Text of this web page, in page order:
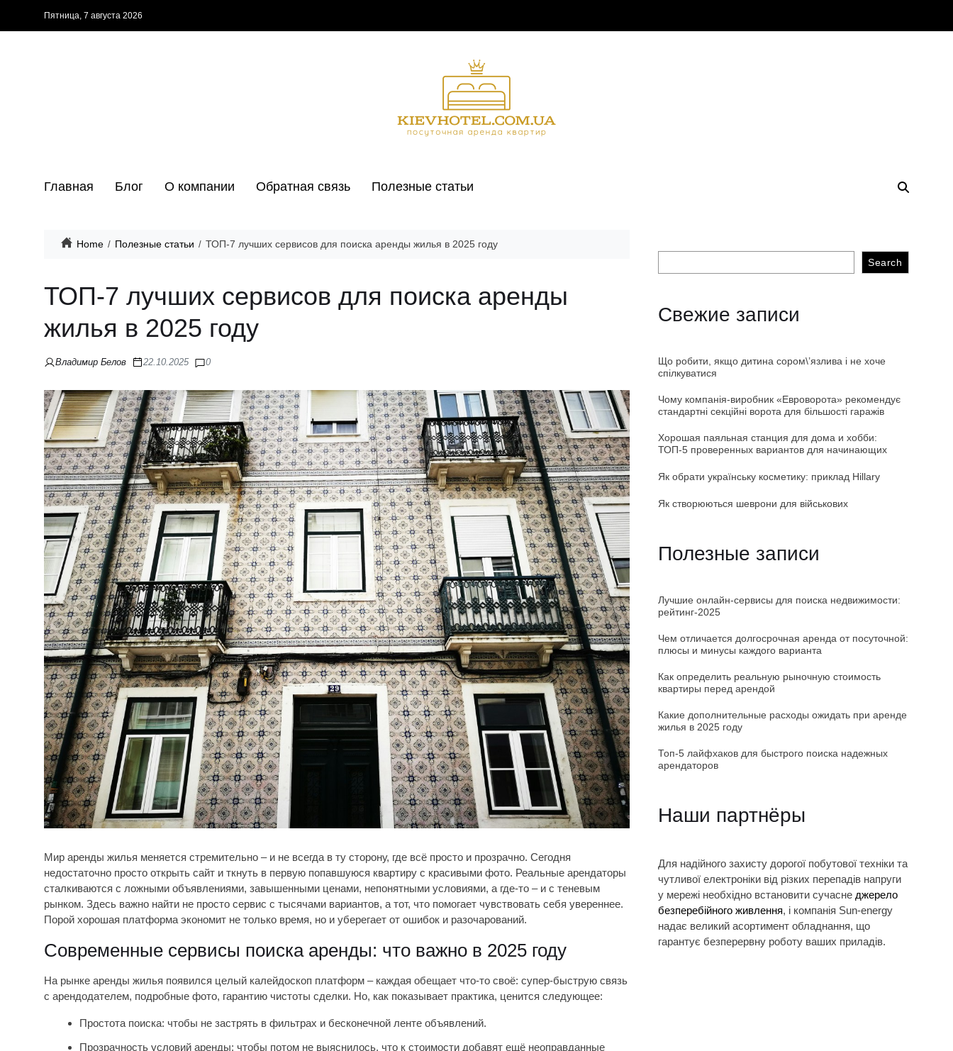
Пятница, 7 августа 2026
Главная Блог О компании Обратная связь Полезные статьи
Home Полезные статьи ТОП-7 лучших сервисов для поиска аренды жилья в 2025 году
ТОП-7 лучших сервисов для поиска аренды
жилья в 2025 году
Владимир Белов 22.10.2025 0
Мир аренды жилья меняется стремительно – и не всегда в ту сторону, где всё просто и прозрачно. Сегодня
недостаточно просто открыть сайт и ткнуть в первую попавшуюся квартиру с красивыми фото. Реальные арендаторы
сталкиваются с ложными объявлениями, завышенными ценами, непонятными условиями, а где-то – и с теневым
рынком. Здесь важно найти не просто сервис с тысячами вариантов, а тот, что помогает чувствовать себя увереннее.
Порой хорошая платформа экономит не только время, но и уберегает от ошибок и разочарований.
Современные сервисы поиска аренды: что важно в 2025 году
На рынке аренды жилья появился целый калейдоскоп платформ – каждая обещает что-то своё: супер-быструю связь
с арендодателем, подробные фото, гарантию чистоты сделки. Но, как показывает практика, ценится следующее:
Простота поиска: чтобы не застрять в фильтрах и бесконечной ленте объявлений.
Прозрачность условий аренды: чтобы потом не выяснилось, что к стоимости добавят ещё неоправданные
Search
Свежие записи
Що робити, якщо дитина сором\’язлива і не хоче
спілкуватися
Чому компанія-виробник «Евроворота» рекомендує
стандартні секційні ворота для більшості гаражів
Хорошая паяльная станция для дома и хобби:
ТОП-5 проверенных вариантов для начинающих
Як обрати українську косметику: приклад Hillary
Як створюються шеврони для військових
Полезные записи
Лучшие онлайн-сервисы для поиска недвижимости:
рейтинг-2025
Чем отличается долгосрочная аренда от посуточной:
плюсы и минусы каждого варианта
Как определить реальную рыночную стоимость
квартиры перед арендой
Какие дополнительные расходы ожидать при аренде
жилья в 2025 году
Топ-5 лайфхаков для быстрого поиска надежных
арендаторов
Наши партнёры
Для надійного захисту дорогої побутової техніки та
чутливої електроніки від різких перепадів напруги
у мережі необхідно встановити сучасне джерело
безперебійного живлення, і компанія Sun-energy
надає великий асортимент обладнання, що
гарантує безперервну роботу ваших приладів.